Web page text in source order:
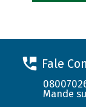
Fale
Mande